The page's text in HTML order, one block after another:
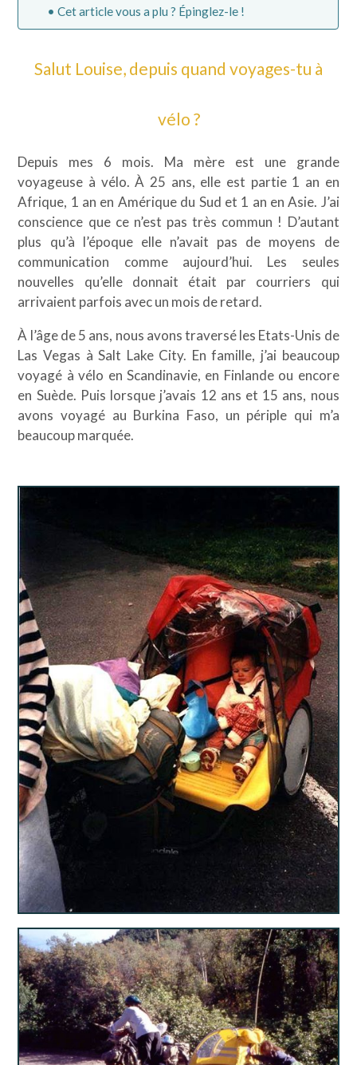
Cet article vous a plu ? Épinglez-le !
Salut Louise, depuis quand voyages-tu à
vélo ?
Depuis mes 6 mois. Ma mère est une grande
voyageuse à vélo. À 25 ans, elle est partie 1 an en
Afrique, 1 an en Amérique du Sud et 1 an en Asie. J’ai
conscience que ce n’est pas très commun ! D’autant
plus qu’à l’époque elle n’avait pas de moyens de
communication comme aujourd’hui. Les seules
nouvelles qu’elle donnait était par courriers qui
arrivaient parfois avec un mois de retard.
À l’âge de 5 ans, nous avons traversé les Etats-Unis de
Las Vegas à Salt Lake City. En famille, j’ai beaucoup
voyagé à vélo en Scandinavie, en Finlande ou encore
en Suède. Puis lorsque j’avais 12 ans et 15 ans, nous
avons voyagé au Burkina Faso, un périple qui m’a
beaucoup marquée.